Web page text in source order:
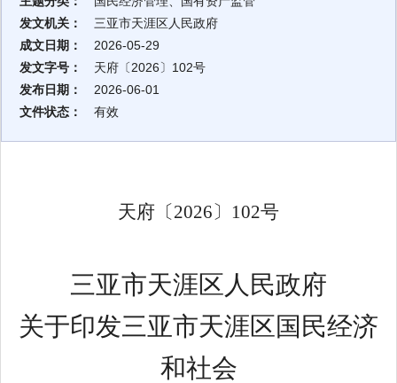
发文机关：
三亚市天涯区人民政府
成文日期：
2026-05-29
发文字号：
天府〔2026〕102号
发布日期：
2026-06-01
文件状态：
有效
天府〔2026〕 102号
三亚市天涯区人民政府
关于印发三亚市天涯区国民经济
和社会